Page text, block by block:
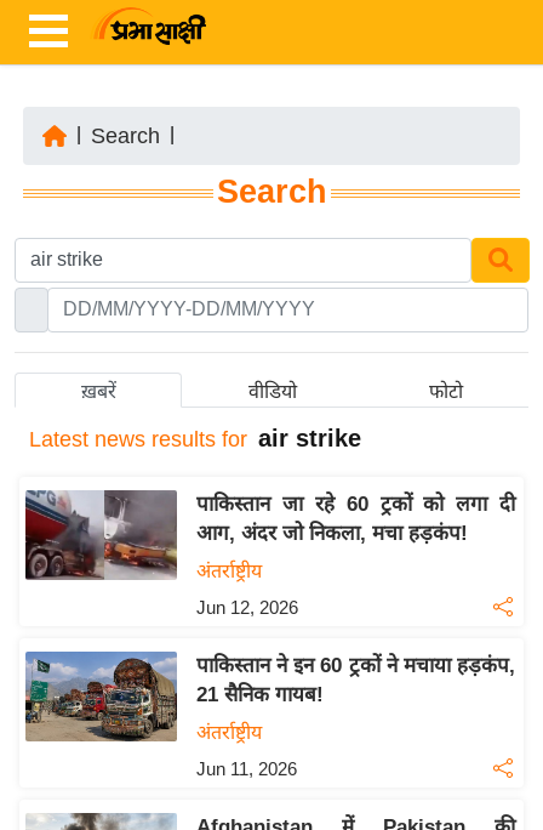
ज़ा
ख
र
ष्ट्री
अं
र्रा
ष्ट्री
य
ने
स
उ
Search
Search
ख़बरें वीडियो फोटो
Latest news results for air strike
पाकिस्तान जा रहे 60 ट्रकों को लगा दी
आग, अंदर जो निकला, मचा हड़कंप!
अंतर्राष्ट्रीय
Jun 12, 2026
पाकिस्तान ने इन 60 ट्रकों ने मचाया हड़कंप,
21 सैनिक गायब!
अंतर्राष्ट्रीय
Jun 11, 2026